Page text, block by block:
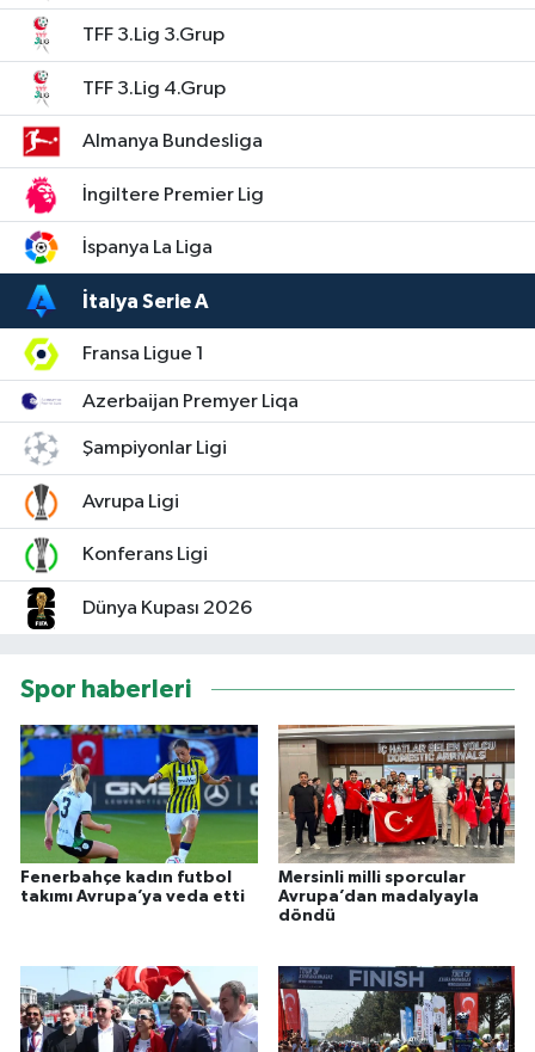
TFF 3.Lig 3.Grup
TFF 3.Lig 4.Grup
Almanya Bundesliga
İngiltere Premier Lig
İspanya La Liga
İtalya Serie A
Fransa Ligue 1
Azerbaijan Premyer Liqa
Şampiyonlar Ligi
Avrupa Ligi
Konferans Ligi
Dünya Kupası 2026
Spor haberleri
Fenerbahçe kadın futbol
takımı Avrupa’ya veda etti
Mersinli milli sporcular
Avrupa’dan madalyayla
döndü